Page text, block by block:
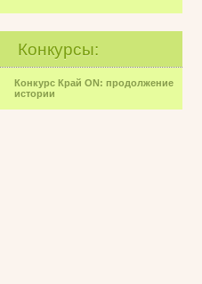
Конкурсы:
Конкурс Край ON: продолжение
истории